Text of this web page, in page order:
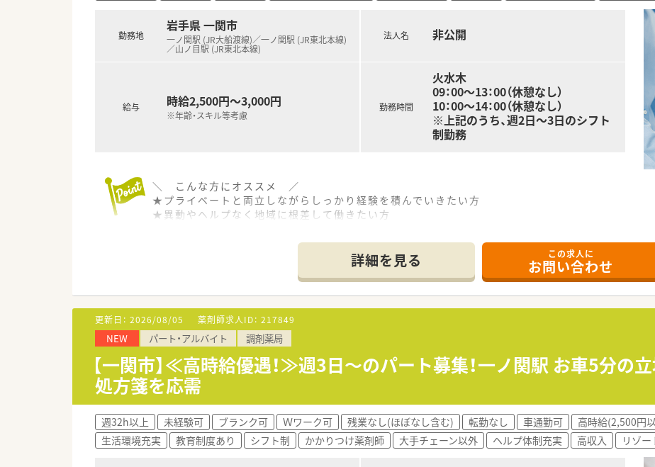
勤務地
岩手県 一関市
一ノ関駅 (JR大船渡線)／一ノ関駅 (JR東北本線)
／山ノ目駅 (JR東北本線)
給与 時給2,500円～3,000円
※年齢・スキル等考慮
法人名 非公開
勤務時間
火水木
09：00～13：00（休憩なし）
10：00～14：00（休憩なし）
※上記のうち、週2日～3日のシフト
制勤務
＼ こんな方にオススメ ／
★プライベートと両立しながらしっかり経験を積んでいきたい方
★異動やヘルプなく地域に根差して働きたい方
■2018年に創立し、一関市に1店舗出店されている地域密着型の薬局です！
店内は明るく綺麗で、患者様にも気持ちよくご利用いただけるような環境を作っています。
■現在、社長が管理薬剤師をしており、40代男性で気さくな雰囲気♪相談などもしやすく、店舗の雰
用されています。
薬剤師は現状、社長1名で、他に事務が3名在籍しております。
サポートし合いながら仕事を進めるような環境です。
■病院の門前にある調剤薬局ですが、集中率は30％！薬局を気に入って門前以外の処方箋の応需を
1200品目と豊富で勉強にもなります。
在宅への取り組みもあり、現在施設、個人と対応しておりますが、口コミで需要が広がっており、今
の募集です。
≪ ここが魅力ポイント ≫
■かかりつけ薬剤師として働きたい！
「この薬局がいいから来た」と薬局のファンが多いのが魅力。患者様との関わりにやりがいを感じ
詳細を見る この求人に
お問い合わせ
更新日： 2026/08/05 薬剤師求人ID： 217849
NEW パート・アルバイト 調剤薬局
【一関市】≪高時給優遇！≫週3日～のパート募集！一ノ関駅 お車5分の
処方箋を応需
週32h以上 未経験可 ブランク可 Ｗワーク可 残業なし(ほぼなし含む) 転勤なし 車通勤可 高時給(2,500円
生活環境充実
教育制度あり シフト制 かかりつけ薬剤師 大手チェーン以外 ヘルプ体制充実 高収入 リゾー